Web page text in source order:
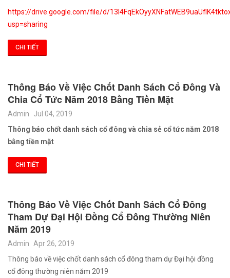
https://drive.google.com/file/d/
usp=sharing
CHI TIẾT
Thông Báo Về Việc Chốt Danh Sách Cổ Đông Và
Chia Cổ Tức Năm 2018 Bằng Tiền Mặt
Admin
Jul 04, 2019
Thông báo chốt danh sách cổ đông và chia sẻ cổ tức năm 2018
bằng tiền mặt
CHI TIẾT
Thông Báo Về Việc Chốt Danh Sách Cổ Đông
Tham Dự Đại Hội Đồng Cổ Đông Thường Niên
Năm 2019
Admin
Apr 26, 2019
Thông báo về việc chốt danh sách cổ đông tham dự Đại hội đồng
cổ đông thường niên năm 2019